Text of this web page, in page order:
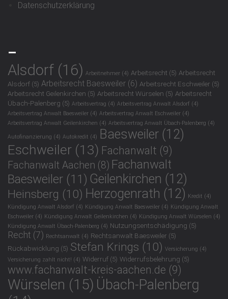
Datenschutzerklärung
Alsdorf (16) Arbeitnehmer (4) Arbeitsrecht (5) Arbeitsrecht
Alsdorf (5) Arbeitsrecht Baesweiler (6) Arbeitsrecht Eschweiler (5)
Arbeitsrecht Geilenkirchen (5) Arbeitsrecht Würselen (5) Arbeitsrecht
Übach-Palenberg (5) Arbeitsvertrag (4) Arbeitsvertrag Anwalt Alsdorf (4)
Arbeitsvertrag Anwalt Baesweiler (4) Arbeitsvertrag Anwalt Eschweiler (4)
Arbeitsvertrag Anwalt Geilenkirchen (4) Arbeitsvertrag Anwalt Übach-Palenberg (4)
Autofinanzierung (4) Autokredit (4) Baesweiler (12)
Eschweiler (13) Fachanwalt (9)
Fachanwalt Aachen (8) Fachanwalt
Baesweiler (11) Geilenkirchen (12)
Heinsberg (10) Herzogenrath (12) Kredit (4)
Kündigung Anwalt Alsdorf (4) Kündigung Anwalt Baesweiler (4) Kündigung Anwalt
Eschweiler (4) Kündigung Anwalt Geilenkirchen (4) Kündigung Anwalt Würselen (4)
Kündigung Anwalt Übach-Palenberg (4) Nutzungsentschädigung (5)
Recht (7) Rechtsanwalt (4) Rechtsanwalt Baesweiler (5)
Rückabwicklung (5) Stefan Krings (10) Versicherung (4)
Versicherung zahlt nicht! (4) Widerruf (5) Widerrufsbelehrung (5)
www.fachanwalt-kreis-aachen.de (9)
Würselen (15) Übach-Palenberg